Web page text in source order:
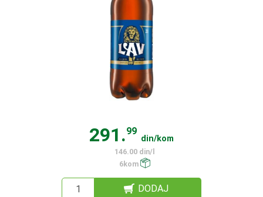
291.99
din/kom
146.00 din/l
6kom
DODAJ